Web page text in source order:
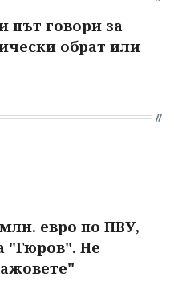
път говори за
обрат или
евро по ПВУ,
"Гюров". Не